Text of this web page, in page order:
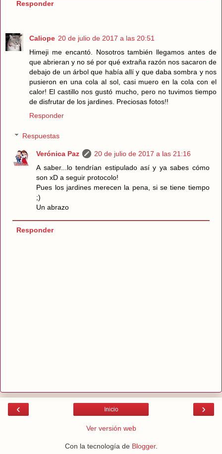
Responder
Caliope 20 de julio de 2017 a las 20:51
Himeji me encantó. Nosotros también llegamos antes de
que abrieran y no sé por qué extraña razón nos sacaron de
debajo de un árbol que había allí y que daba sombra y nos
pusieron en una cola al sol, casi muero en la cola con el
calor! El castillo nos gustó mucho, pero no tuvimos tiempo
de disfrutar de los jardines. Preciosas fotos!!
Responder
Respuestas
Verónica Paz
20 de julio de 2017 a las 21:16
A saber...lo tendrían estipulado así y ya sabes cómo
son xD a seguir protocolo!
Pues los jardines merecen la pena, si se tiene tiempo
;)
Un abrazo
Responder
‹ ›
Inicio
Ver versión web
Con la tecnología de Blogger.